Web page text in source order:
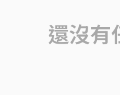
還沒有